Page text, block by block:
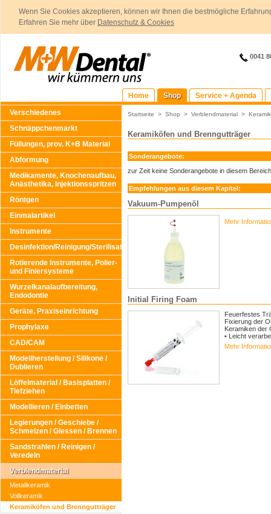
Wenn Sie Cookies akzeptieren, können wir Ihnen die bestmögliche
Erfahren Sie mehr über Datenschutz & Cookies
0041
Home Shop
Service + Agenda
Verschiedenes
Schnäppchenmarkt
Füllungen, prov. K+B Material
Abformung
Medikamente, Knochenaufbau,
Anästhetika, Injektionsspritzen
Röntgen
Einmalartikel
Instrumente
Desinfektion/Reinigung/Sterilisation
Rotierende Instrumente, Polier-
und Finiersysteme
Wurzelkanalaufbereitung,
Endodontie
Geräte, Praxiseinrichtung
Prophylaxe
CAD/CAM
Modellherstellung / Silikone /
Dublieren
Löffelmaterial / Basisplatten /
Tiefziehen
Modellieren / Einbetten
Legierungen / Geschiebe /
Schmelzen / Giessen / Brennen
Sandstrahlen / Reinigen /
Veredeln
Verblendmaterial
Metallkeramik
Vollkeramik
Keramiköfen und Brenngutträger
Startseite > Shop > Verblendmaterial >
Keramiköfen und Brenngutträger
Sonderangebote:
zur Zeit keine Sonderangebote in diesem Bereich
Empfehlungen aus diesem Kapitel:
Vakuum-Pumpenöl
Mehr
Initial Firing Foam
Feuerfestes
Fixierung der
Keramiken der
• Leicht
Mehr